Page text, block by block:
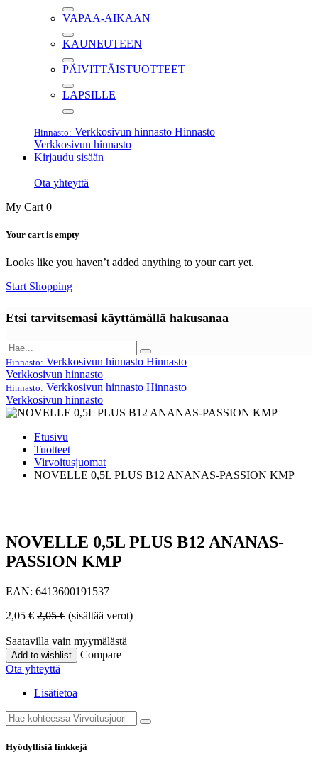
VAPAA-AIKAAN
KAUNEUTEEN
PÄIVITTÄISTUOTTEET
LAPSILLE
Hinnasto: Verkkosivun hinnasto Hinnasto
Verkkosivun hinnasto
Kirjaudu sisään
Ota yhteyttä
My Cart 0
Your cart is empty
Looks like you haven’t added anything to your cart yet.
Start Shopping
Etsi tarvitsemasi käyttämällä hakusanaa
Hinnasto: Verkkosivun hinnasto Hinnasto
Verkkosivun hinnasto
Hinnasto: Verkkosivun hinnasto Hinnasto
Verkkosivun hinnasto
Etusivu
Tuotteet
Virvoitusjuomat
NOVELLE 0,5L PLUS B12 ANANAS-PASSION KMP
NOVELLE 0,5L PLUS B12 ANANAS-
PASSION KMP
EAN: 6413600191537
2,05 € 2,05€ (sisältää verot)
Saatavilla vain myymälästä
Add to wishlist
Compare
Ota yhteyttä
Lisätietoa
Hyödyllisiä linkkejä